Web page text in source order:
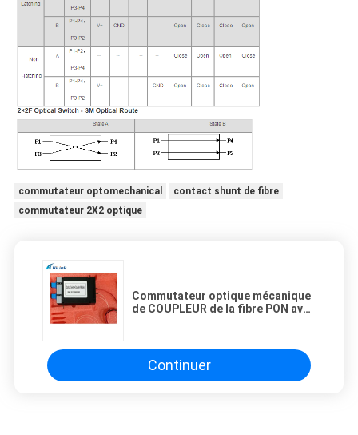
commutateur optomechanical
contact shunt de fibre
commutateur 2X2 optique
Commutateur optique mécanique
de COUPLEUR de la fibre PON avec
Continuer